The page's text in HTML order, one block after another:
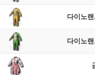
다이노
다이노